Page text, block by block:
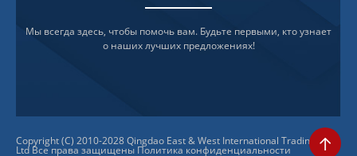
Мы всегда здесь, чтобы помочь вам. Будьте первыми, кто узнает
о наших лучших предложениях!
Copyright (C) 2010-2028 Qingdao East & West International Trading Co.,
Ltd Все права защищены Политика конфиденциальности